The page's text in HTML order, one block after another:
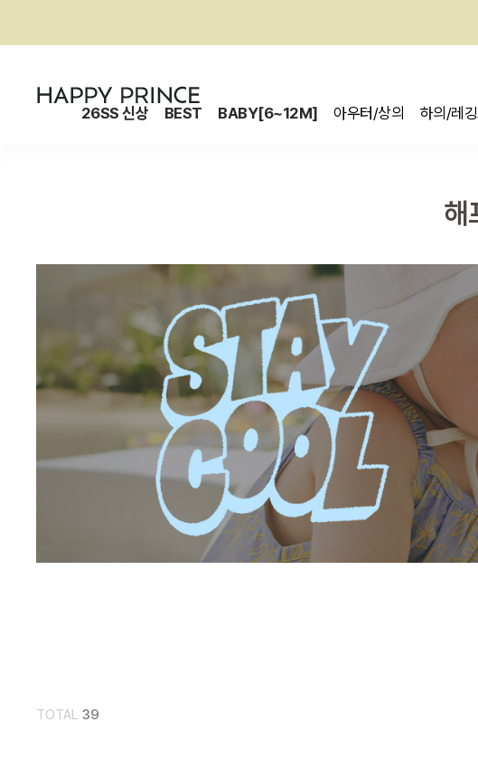
26SS 신상 BEST BABY[6~12M] 아우터/상의 하의/레
해
TOTAL 39